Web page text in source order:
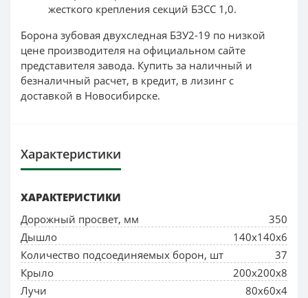
жесткого крепления секций БЗСС 1,0.
Борона зубовая двухследная БЗУ2-19 по низкой
цене производителя на официальном сайте
представителя завода. Купить за наличный и
безналичный расчет, в кредит, в лизинг с
доставкой в Новосибирске.
Характеристики
ХАРАКТЕРИСТИКИ
Дорожный просвет, мм
350
Дышло
140х140х6
Количество подсоединяемых борон, шт
37
Крыло
200х200х8
Лучи
80х60х4